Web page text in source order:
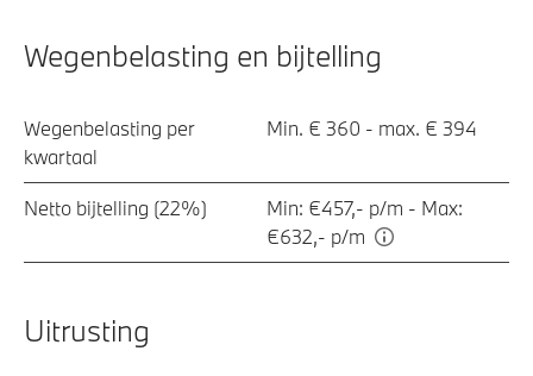
Wegenbelasting en bijtelling
Wegenbelasting per
kwartaal
Min. € 360 - max. € 394
Netto bijtelling (22%)
Min: €457,- p/m - Max:
€632,- p/m
Uitrusting